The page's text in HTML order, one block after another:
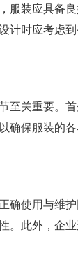
服装应具备
计时应考虑
至关重要。
确保服装的
确使用与维
。此外，企